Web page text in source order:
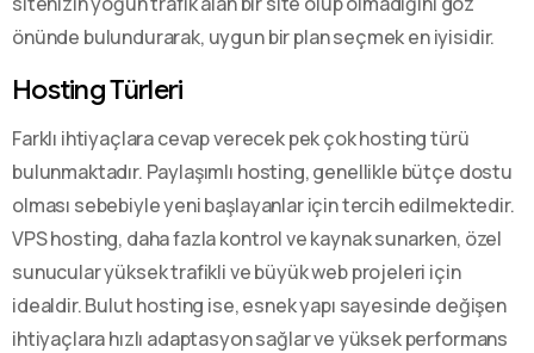
önünde bulundurarak, uygun bir plan seçmek en iyisidir.
Hosting Türleri
Farklı ihtiyaçlara cevap verecek pek çok hosting türü
bulunmaktadır. Paylaşımlı hosting, genellikle bütçe dostu
olması sebebiyle yeni başlayanlar için tercih edilmektedir.
VPS hosting, daha fazla kontrol ve kaynak sunarken, özel
sunucular yüksek trafikli ve büyük web projeleri için
idealdir. Bulut hosting ise, esnek yapı sayesinde değişen
ihtiyaçlara hızlı adaptasyon sağlar ve yüksek performans